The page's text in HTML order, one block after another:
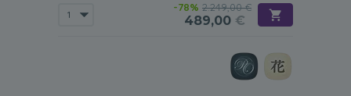
-78% 2.249,00 €
489,00 €